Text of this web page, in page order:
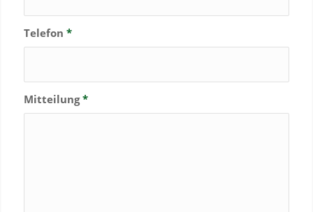
Telefon *
Mitteilung*